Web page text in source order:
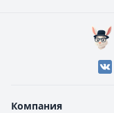
Компания